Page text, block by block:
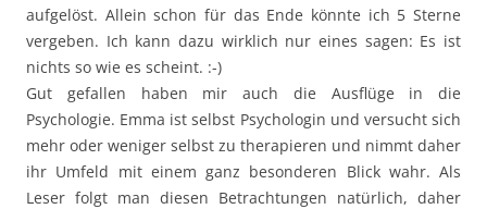
aufgelöst. Allein schon für das Ende könnte ich 5 Sterne
vergeben. Ich kann dazu wirklich nur eines sagen: Es ist
nichts so wie es scheint. :-)
Gut gefallen haben mir auch die Ausflüge in die
Psychologie. Emma ist selbst Psychologin und versucht sich
mehr oder weniger selbst zu therapieren und nimmt daher
ihr Umfeld mit einem ganz besonderen Blick wahr. Als
Leser folgt man diesen Betrachtungen natürlich, daher